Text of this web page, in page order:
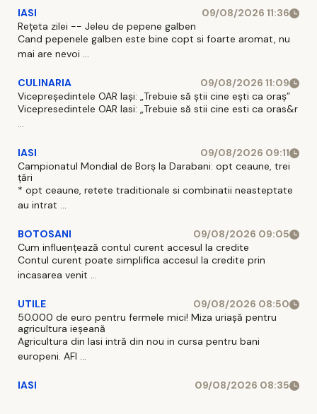
IASI
09/08/2026 11:36
Rețeta zilei -- Jeleu de pepene galben
Cand pepenele galben este bine copt si foarte aromat, nu
mai are nevoi ...
CULINARIA
09/08/2026 11:09
Vicepreședintele OAR Iași: „Trebuie să știi cine ești ca oraș”
Vicepresedintele OAR Iasi: „Trebuie să stii cine esti ca oras&r
...
IASI
09/08/2026 09:11
Campionatul Mondial de Borș la Darabani: opt ceaune, trei
țări
* opt ceaune, retete traditionale si combinatii neasteptate
au intrat ...
BOTOSANI
09/08/2026 09:05
Cum influențează contul curent accesul la credite
Contul curent poate simplifica accesul la credite prin
incasarea venit ...
UTILE
09/08/2026 08:50
50.000 de euro pentru fermele mici! Miza uriașă pentru
agricultura ieșeană
Agricultura din Iasi intră din nou in cursa pentru bani
europeni. AFI ...
IASI 09/08/2026 08:35